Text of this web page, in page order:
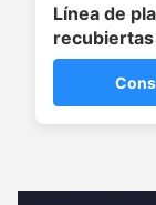
Línea de
eficiencia